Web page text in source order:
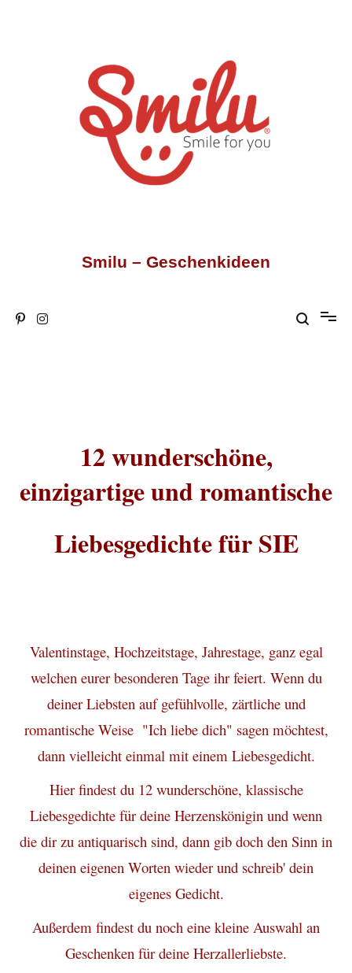
Smilu – Geschenkideen
12 wunderschöne,
einzigartige und romantische
Liebesgedichte für SIE
Valentinstage, Hochzeitstage, Jahrestage, ganz egal
welchen eurer besonderen Tage ihr feiert. Wenn du
deiner Liebsten auf gefühlvolle, zärtliche und
romantische Weise "Ich liebe dich" sagen möchtest,
dann vielleicht einmal mit einem Liebesgedicht.
Hier findest du 12 wunderschöne, klassische
Liebesgedichte für deine Herzenskönigin und wenn
die dir zu antiquarisch sind, dann gib doch den Sinn in
deinen eigenen Worten wieder und schreib' dein
eigenes Gedicht.
Außerdem findest du noch eine kleine Auswahl an
Geschenken für deine Herzallerliebste.